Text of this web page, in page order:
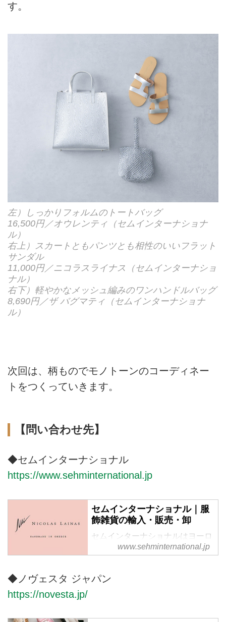
す。
左）しっかりフォルムのトートバッグ
16,500円／オウレンティ（セムインターナショナ
ル）
右上）スカートともパンツとも相性のいいフラット
サンダル
11,000円／ニコラスライナス（セムインターナショ
ナル）
右下）軽やかなメッシュ編みのワンハンドルバッグ
8,690円／ザ バグマティ（セムインターナショナ
ル）
次回は、柄ものでモノトーンのコーディネー
トをつくっていきます。
【問い合わせ先】
◆セムインターナショナル
https://www.sehminternational.jp
セムインターナショナル｜服
飾雑貨の輸入・販売・卸
セムインターナショナルはヨーロ
ッパ、アメリカの服飾及び服雑貨
www.sehminternational.jp
◆ノヴェスタ ジャパン
https://novesta.jp/